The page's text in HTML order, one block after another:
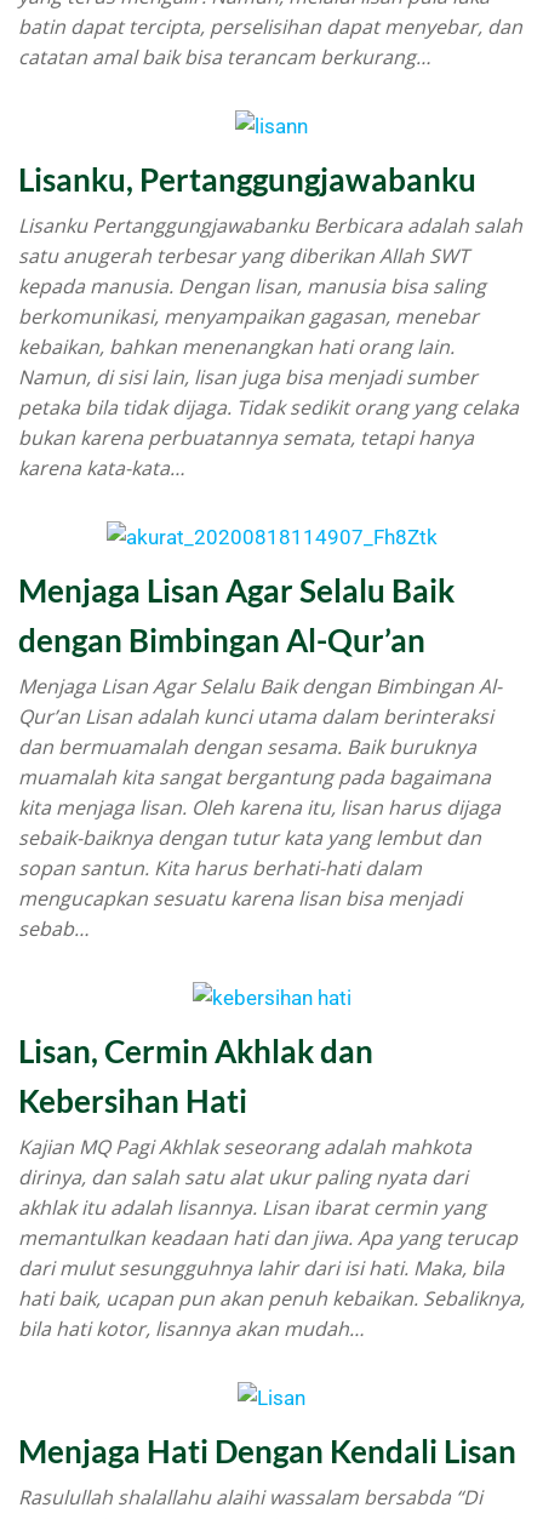
batin dapat tercipta, perselisihan dapat menyebar, dan
catatan amal baik bisa terancam berkurang…
Lisanku, Pertanggungjawabanku
Lisanku Pertanggungjawabanku Berbicara adalah salah
satu anugerah terbesar yang diberikan Allah SWT
kepada manusia. Dengan lisan, manusia bisa saling
berkomunikasi, menyampaikan gagasan, menebar
kebaikan, bahkan menenangkan hati orang lain.
Namun, di sisi lain, lisan juga bisa menjadi sumber
petaka bila tidak dijaga. Tidak sedikit orang yang celaka
bukan karena perbuatannya semata, tetapi hanya
karena kata-kata…
Menjaga Lisan Agar Selalu Baik
dengan Bimbingan Al-Qur’an
Menjaga Lisan Agar Selalu Baik dengan Bimbingan Al-
Qur’an Lisan adalah kunci utama dalam berinteraksi
dan bermuamalah dengan sesama. Baik buruknya
muamalah kita sangat bergantung pada bagaimana
kita menjaga lisan. Oleh karena itu, lisan harus dijaga
sebaik-baiknya dengan tutur kata yang lembut dan
sopan santun. Kita harus berhati-hati dalam
mengucapkan sesuatu karena lisan bisa menjadi
sebab…
Lisan, Cermin Akhlak dan
Kebersihan Hati
Kajian MQ Pagi Akhlak seseorang adalah mahkota
dirinya, dan salah satu alat ukur paling nyata dari
akhlak itu adalah lisannya. Lisan ibarat cermin yang
memantulkan keadaan hati dan jiwa. Apa yang terucap
dari mulut sesungguhnya lahir dari isi hati. Maka, bila
hati baik, ucapan pun akan penuh kebaikan. Sebaliknya,
bila hati kotor, lisannya akan mudah…
Menjaga Hati Dengan Kendali Lisan
Rasulullah shalallahu alaihi wassalam bersabda “Di